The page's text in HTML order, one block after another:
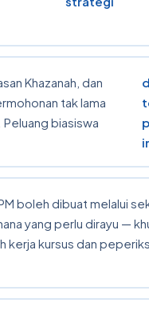
Khazanah, dan
tak lama
biasiswa
boleh dibuat melalui
yang perlu dirayu —
kerja kursus dan